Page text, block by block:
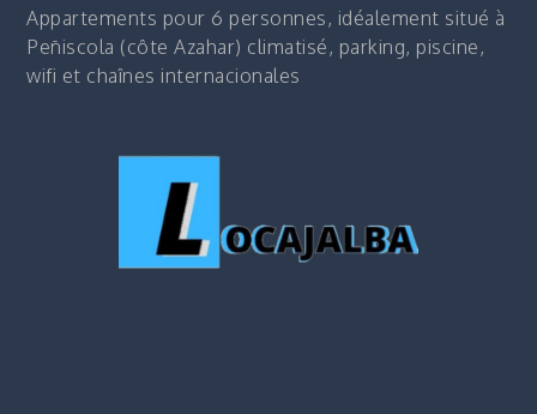
Appartements pour 6 personnes, idéalement situé à
Peñiscola (côte Azahar) climatisé, parking, piscine,
wifi et chaînes internacionales